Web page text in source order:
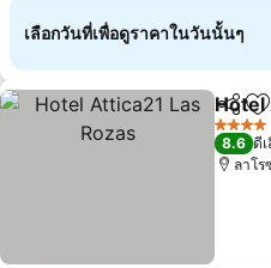
เลือกวันที่เพื่อดูราคาในวันนั้นๆ
แชร์
Hotel
4 ดาว
8.6 ดี
ลาโร